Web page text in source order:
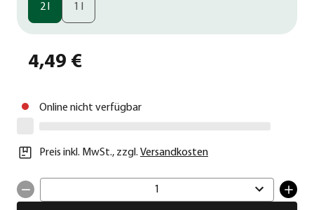
2 l 1 l
4,49 €
Online nicht verfügbar
Preis inkl. MwSt., zzgl. Versandkosten
1